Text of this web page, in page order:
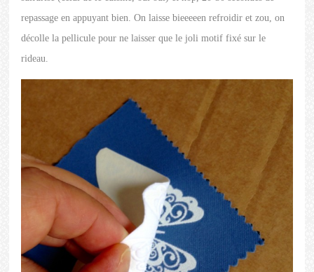
repassage en appuyant bien. On laisse bieeeeen refroidir et zou, on
décolle la pellicule pour ne laisser que le joli motif fixé sur le
rideau.